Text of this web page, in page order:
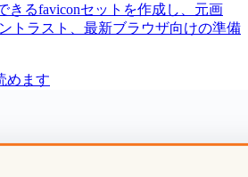
きるfaviconセットを作成し、元画
トラスト、最新ブラウザ向けの準備
めます